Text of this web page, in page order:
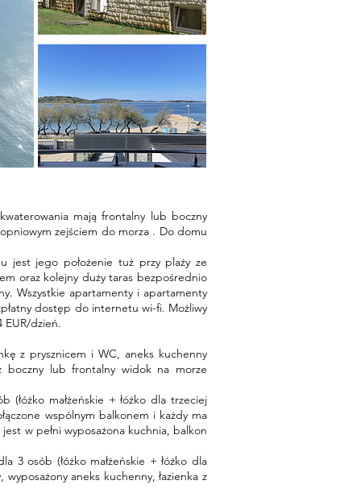
mają frontalny lub boczny
zejściem do morza . Do domu
jest jego położenie tuż przy plaży ze
oraz kolejny duży taras bezpośrednio
Wszystkie apartamenty i apartamenty
dostęp do internetu wi-fi. Możliwy
EUR/dzień.
z prysznicem i WC, aneks kuchenny
boczny lub frontalny widok na morze
małżeńskie + łóżko dla trzeciej
wspólnym balkonem i każdy ma
w pełni wyposażona kuchnia, balkon
3 osób (łóżko małżeńskie + łóżko dla
aneks kuchenny, łazienka z